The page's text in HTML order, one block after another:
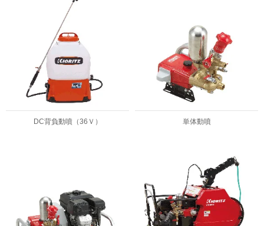
DC背負動噴（36Ｖ） 単体動噴